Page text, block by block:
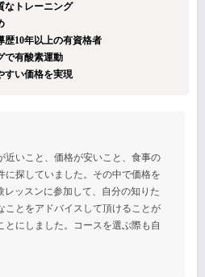
なトレーニング
歴10年以上の有資格者
で有酸素運動
すい価格を実現
近いこと、価格が安いこと、食事の
に探していました。その中で価格を
レッスンに参加して、自分の知りた
ことをアドバイスして頂けることが
とにしました。コースを選ぶ際も自